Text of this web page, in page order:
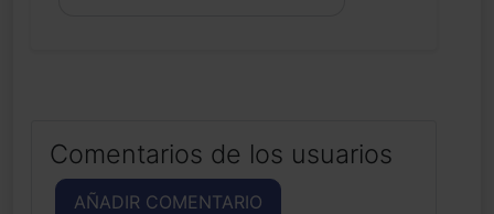
Comentarios de los usuarios
AÑADIR COMENTARIO